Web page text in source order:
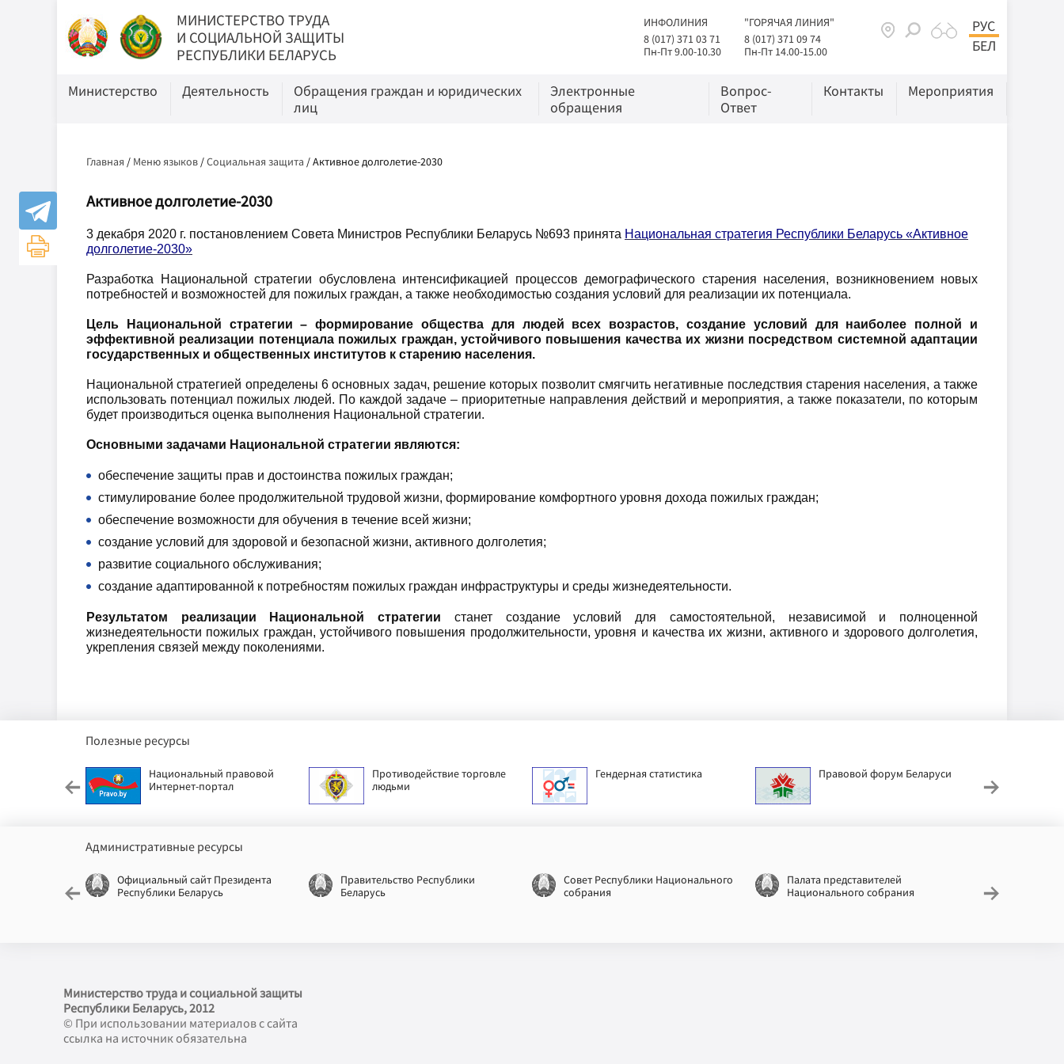
МИНИСТЕРСТВО ТРУДА
И СОЦИАЛЬНОЙ ЗАЩИТЫ
РЕСПУБЛИКИ БЕЛАРУСЬ
ИНФОЛИНИЯ
8 (017) 371 03 71
Пн-Пт 9.00-10.30
"ГОРЯЧАЯ ЛИНИЯ"
8 (017) 371 09 74
Пн-Пт 14.00-15.00
РУС
БЕЛ
Министерство Деятельность
Обращения граждан и юридических
лиц
Электронные
обращения
Вопрос-
Ответ
Контакты Мероприятия
Главная / Меню языков /Социальная защита /Активное долголетие-2030
Активное долголетие-2030
3 декабря 2020 г. постановлением Совета Министров Республики Беларусь №693 принята Национальная стратегия Республики Беларусь «Активное
долголетие-2030»
Разработка Национальной стратегии обусловлена интенсификацией процессов демографического старения населения, возникновением новых
потребностей и возможностей для пожилых граждан, а также необходимостью создания условий для реализации их потенциала.
Цель Национальной стратегии – формирование общества для людей всех возрастов, создание условий для наиболее полной и
эффективной реализации потенциала пожилых граждан, устойчивого повышения качества их жизни посредством системной адаптации
государственных и общественных институтов к старению населения.
Национальной стратегией определены 6 основных задач, решение которых позволит смягчить негативные последствия старения населения, а также
использовать потенциал пожилых людей. По каждой задаче – приоритетные направления действий и мероприятия, а также показатели, по которым
будет производиться оценка выполнения Национальной стратегии.
Основными задачами Национальной стратегии являются:
обеспечение защиты прав и достоинства пожилых граждан;
стимулирование более продолжительной трудовой жизни, формирование комфортного уровня дохода пожилых граждан;
обеспечение возможности для обучения в течение всей жизни;
создание условий для здоровой и безопасной жизни, активного долголетия;
развитие социального обслуживания;
создание адаптированной к потребностям пожилых граждан инфраструктуры и среды жизнедеятельности.
Результатом реализации Национальной стратегии
станет создание условий для самостоятельной, независимой и полноценной
жизнедеятельности пожилых граждан, устойчивого повышения продолжительности, уровня и качества их жизни, активного и здорового долголетия,
укрепления связей между поколениями.
Полезные ресурсы
Национальный правовой
Интернет-портал
Противодействие торговле
людьми
Гендерная статистика Правовой форум Беларуси
Административные ресурсы
Официальный сайт Президента
Республики Беларусь
Правительство Республики
Беларусь
Совет Республики Национального
собрания
Палата представителей
Национального собрания
Министерство труда и социальной защиты
Республики Беларусь, 2012
© При использовании материалов с сайта
ссылка на источник обязательна